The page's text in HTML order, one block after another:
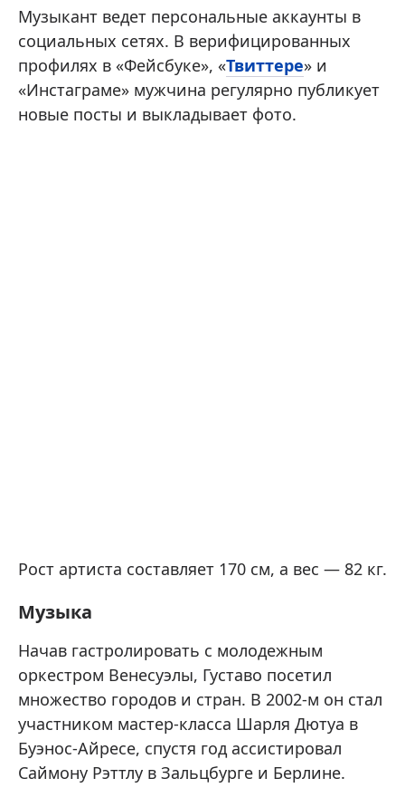
Музыкант ведет персональные аккаунты в
социальных сетях. В верифицированных
профилях в «Фейсбуке», «Твиттере» и
«Инстаграме» мужчина регулярно публикует
новые посты и выкладывает фото.
Рост артиста составляет 170 см, а вес — 82 кг.
Музыка
Начав гастролировать с молодежным
оркестром Венесуэлы, Густаво посетил
множество городов и стран. В 2002-м он стал
участником мастер-класса Шарля Дютуа в
Буэнос-Айресе, спустя год ассистировал
Саймону Рэттлу в Зальцбурге и Берлине.